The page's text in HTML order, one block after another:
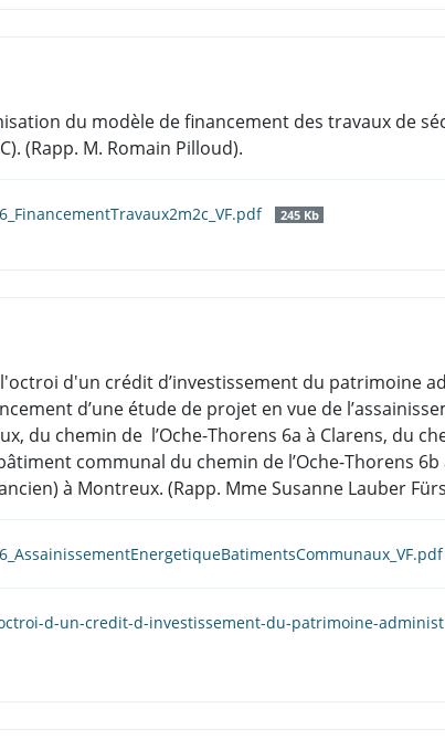
du modèle de financement des travaux de
(Rapp. M. Romain Pilloud).
245 Kb
d'un crédit d’investissement du patrimoine
d’une étude de projet en vue de
du chemin de l’Oche-Thorens 6a à Clarens, du
communal du chemin de l’Oche-Thorens 6b
à Montreux. (Rapp. Mme Susanne Lauber
d-un-credit-d-investissement-du-patrimoine-